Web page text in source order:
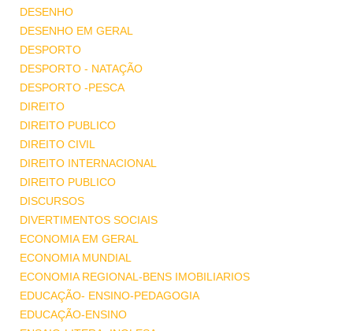
DESENHO
DESENHO EM GERAL
DESPORTO
DESPORTO - NATAÇÃO
DESPORTO -PESCA
DIREITO
DIREITO PUBLICO
DIREITO CIVIL
DIREITO INTERNACIONAL
DIREITO PUBLICO
DISCURSOS
DIVERTIMENTOS SOCIAIS
ECONOMIA EM GERAL
ECONOMIA MUNDIAL
ECONOMIA REGIONAL-BENS IMOBILIARIOS
EDUCAÇÃO- ENSINO-PEDAGOGIA
EDUCAÇÃO-ENSINO